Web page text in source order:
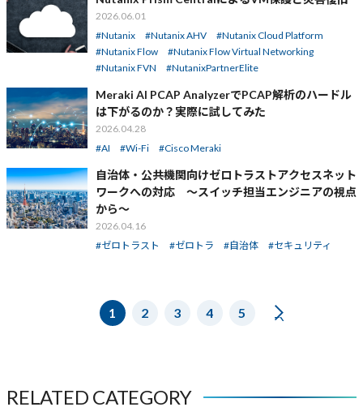
2026.06.01
Nutanix
Nutanix AHV
Nutanix Cloud Platform
Nutanix Flow
Nutanix Flow Virtual Networking
Nutanix FVN
NutanixPartnerElite
Meraki AI PCAP AnalyzerでPCAP解析のハードル
は下がるのか？実際に試してみた
2026.04.28
AI
Wi-Fi Cisco Meraki
自治体・公共機関向けゼロトラストアクセスネット
ワークへの対応 ～スイッチ担当エンジニアの視点
から～
2026.04.16
ゼロトラスト
ゼロトラ 自治体 セキュリティ
1 2 3 4 5
NEXT
RELATED CATEGORY